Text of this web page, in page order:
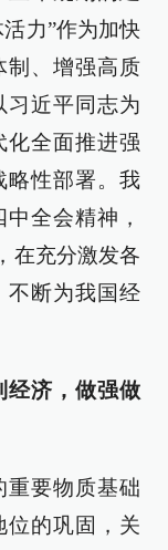
力”作为加快
制、增强高质
习近平同志为
化全面推进强
略性部署。我
全会精神，
在充分激发各
不断为我国经
经济，做强做
重要物质基础
位的巩固，关